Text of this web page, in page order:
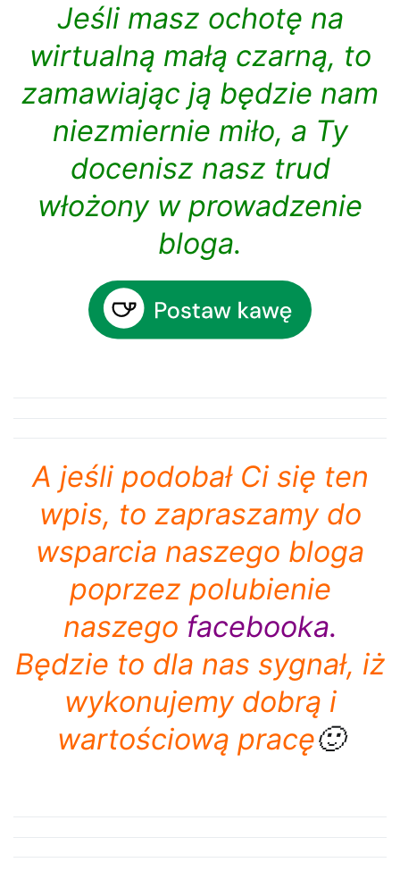
Jeśli masz ochotę na
wirtualną małą czarną, to
zamawiając ją będzie nam
niezmiernie miło, a Ty
docenisz nasz trud
włożony w prowadzenie
bloga.
A jeśli podobał Ci się ten
wpis, to zapraszamy do
wsparcia naszego bloga
poprzez polubienie
naszego facebooka.
Będzie to dla nas sygnał, iż
wykonujemy dobrą i
wartościową pracę🙂